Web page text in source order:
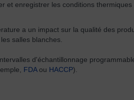
et enregistrer les conditions
a un impact sur la qualité des
salles blanches.
d'échantillonnage
FDAou HACCP).